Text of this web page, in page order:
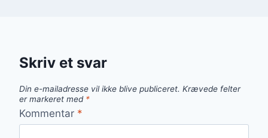
Skriv et svar
Din e-mailadresse vil ikke blive publiceret. Krævede felter
er markeret med *
Kommentar *